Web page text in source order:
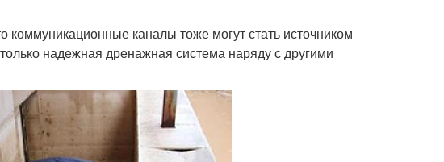
коммуникационные каналы тоже могут стать источником
надежная дренажная система наряду с другими